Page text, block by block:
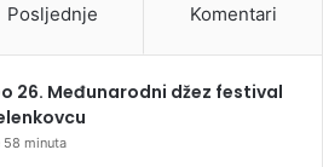
Posljednje Komentari
26. Međunarodni džez festival
58 minuta